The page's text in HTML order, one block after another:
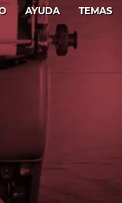
AYUDA TEMAS